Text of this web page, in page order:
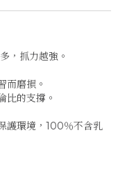
，抓力越強。
而磨損。
比的支撐。
護環境，100％不含乳